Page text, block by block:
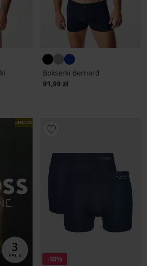
Bokserki Bernard
91,99 zł
LIMITED
-30%